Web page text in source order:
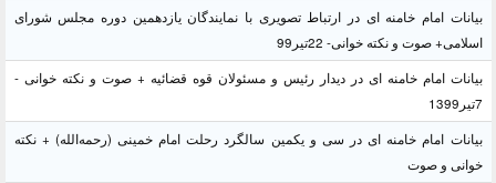
بیانات امام خامنه ای در ارتباط تصویری با نمایندگان یازدهمین دوره مجلس شورای
اسلامی+ صوت و نکته خوانی- 22تیر99
بیانات امام خامنه ای در دیدار رئیس و مسئولان قوه قضائیه + صوت و نکته خوانی -
7تیر1399
بیانات امام خامنه ای در سی و یکمین سالگرد رحلت امام خمینی (رحمه‌الله) + نکته
خوانی و صوت